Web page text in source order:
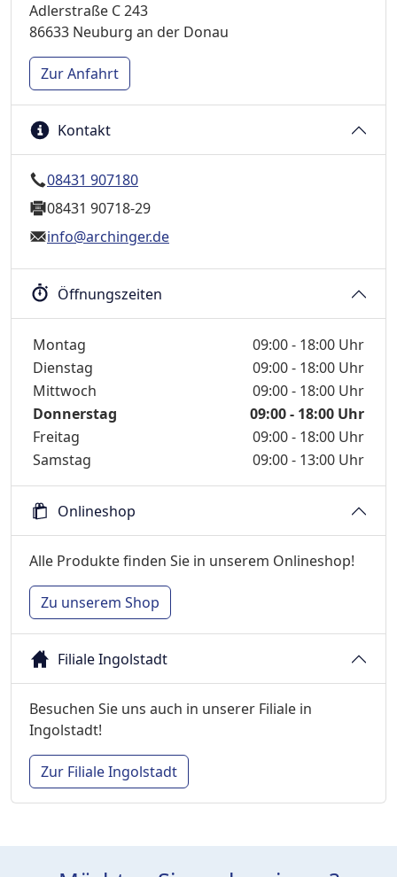
Adlerstraße C 243
86633 Neuburg an der Donau
Zur Anfahrt
Kontakt
08431 907180
08431 90718-29
info@archinger.de
Öffnungszeiten
Wochentage / Monate
Öffnungszeiten / Hinweise
Montag
09:00 - 18:00 Uhr
Dienstag
09:00 - 18:00 Uhr
Mittwoch
09:00 - 18:00 Uhr
Donnerstag
09:00 - 18:00 Uhr
Freitag
09:00 - 18:00 Uhr
Samstag
09:00 - 13:00 Uhr
Onlineshop
Alle Produkte finden Sie in unserem Onlineshop!
Zu unserem Shop
Filiale Ingolstadt
Besuchen Sie uns auch in unserer Filiale in
Ingolstadt!
Zur Filiale Ingolstadt